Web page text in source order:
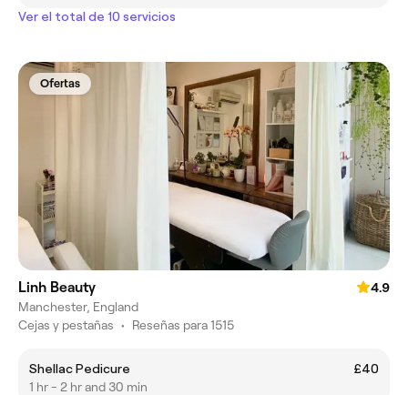
Ver el total de 10 servicios
Ofertas
Linh Beauty
4.9
Manchester, England
Cejas y pestañas • Reseñas para 1515
Shellac Pedicure
£40
1 hr - 2 hr and 30 min